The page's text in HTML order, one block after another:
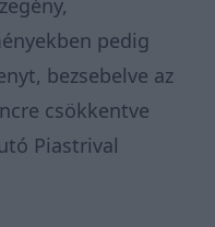
pedig
bezsebelve az
csökkentve
Piastrival